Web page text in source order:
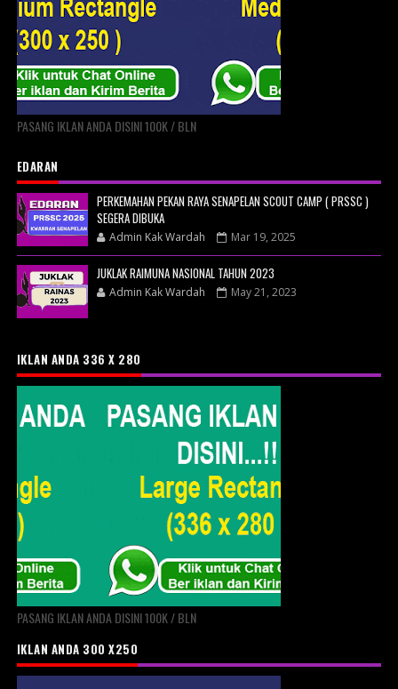
PASANG IKLAN ANDA DISINI 100K / BLN
EDARAN
PERKEMAHAN PEKAN RAYA SENAPELAN SCOUT CAMP ( PRSSC )
SEGERA DIBUKA
Admin Kak Wardah Mar 19, 2025
JUKLAK RAIMUNA NASIONAL TAHUN 2023
Admin Kak Wardah May 21, 2023
IKLAN ANDA 336 X 280
PASANG IKLAN ANDA DISINI 100K / BLN
IKLAN ANDA 300 X250